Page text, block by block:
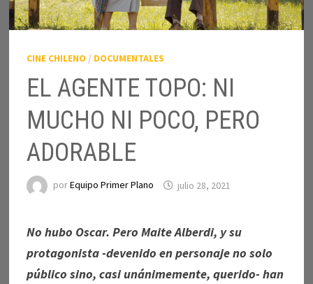
CINE CHILENO / DOCUMENTALES
EL AGENTE TOPO: NI
MUCHO NI POCO, PERO
ADORABLE
porEquipo Primer Plano julio 28, 2021
No hubo Oscar. Pero Maite Alberdi, y su
protagonista -devenido en personaje no solo
público sino, casi unánimemente, querido- han